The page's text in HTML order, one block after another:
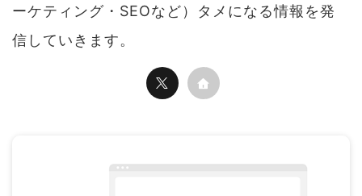
ーケティング・SEOなど）タメになる情報を発
信していきます。